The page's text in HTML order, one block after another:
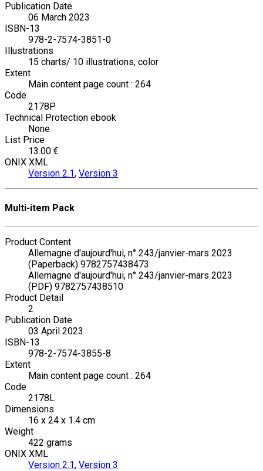
Publication Date
06 March 2023
ISBN-13
978-2-7574-3851-0
Illustrations
15 charts/ 10 illustrations, color
Extent
Main content page count : 264
Code
2178P
Technical Protection ebook
None
List Price
13.00 €
ONIX XML
Version 2.1, Version 3
Multi-item Pack
Product Content
Allemagne d'aujourd'hui, n° 243/janvier-mars 2023
(Paperback) 9782757438473
Allemagne d'aujourd'hui, n° 243/janvier-mars 2023
(PDF) 9782757438510
Product Detail
2
Publication Date
03 April 2023
ISBN-13
978-2-7574-3855-8
Extent
Main content page count : 264
Code
2178L
Dimensions
16 x 24 x 1.4 cm
Weight
422 grams
ONIX XML
Version 2.1, Version 3